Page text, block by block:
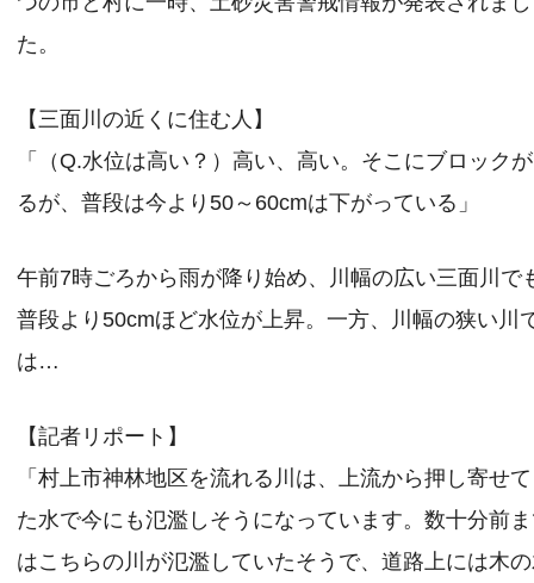
た。
【三面川の近くに住む人】
「（Q.水位は高い？）高い、高い。そこにブロック
るが、普段は今より50～60cmは下がっている」
午前7時ごろから雨が降り始め、川幅の広い三面川で
普段より50cmほど水位が上昇。一方、川幅の狭い川
は…
【記者リポート】
「村上市神林地区を流れる川は、上流から押し寄せ
た水で今にも氾濫しそうになっています。数十分前
はこちらの川が氾濫していたそうで、道路上には木